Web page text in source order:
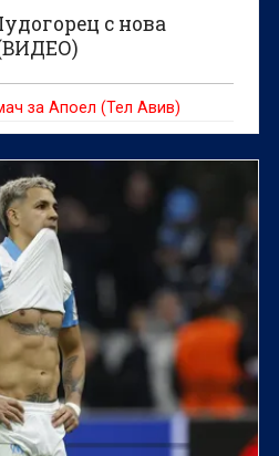
с нова
за Апоел (Тел Авив)